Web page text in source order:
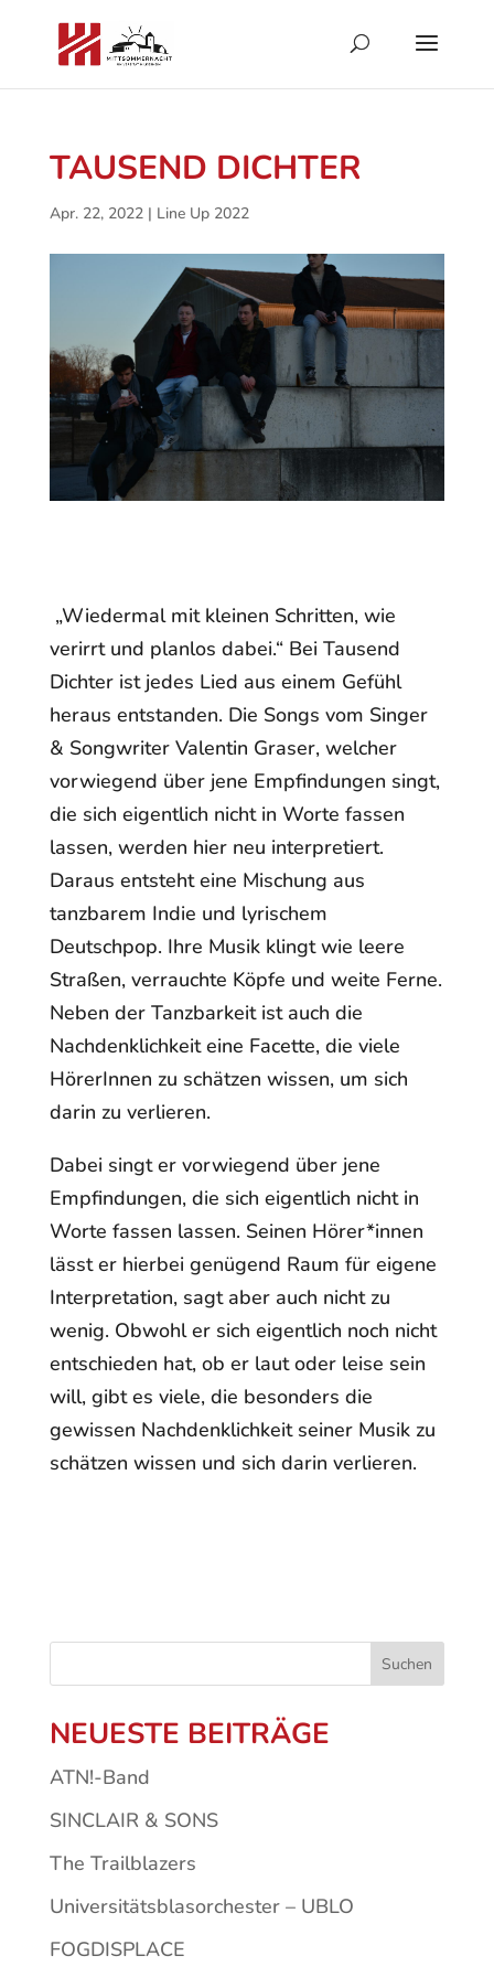
TAUSEND DICHTER
Apr. 22, 2022| Line Up 2022
„Wiedermal mit kleinen Schritten, wie
verirrt und planlos dabei.“ Bei Tausend
Dichter ist jedes Lied aus einem Gefühl
heraus entstanden. Die Songs vom Singer
& Songwriter Valentin Graser, welcher
vorwiegend über jene Empfindungen singt,
die sich eigentlich nicht in Worte fassen
lassen, werden hier neu interpretiert.
Daraus entsteht eine Mischung aus
tanzbarem Indie und lyrischem
Deutschpop. Ihre Musik klingt wie leere
Straßen, verrauchte Köpfe und weite Ferne.
Neben der Tanzbarkeit ist auch die
Nachdenklichkeit eine Facette, die viele
HörerInnen zu schätzen wissen, um sich
darin zu verlieren.
Dabei singt er vorwiegend über jene
Empfindungen, die sich eigentlich nicht in
Worte fassen lassen. Seinen Hörer*innen
lässt er hierbei genügend Raum für eigene
Interpretation, sagt aber auch nicht zu
wenig. Obwohl er sich eigentlich noch nicht
entschieden hat, ob er laut oder leise sein
will, gibt es viele, die besonders die
gewissen Nachdenklichkeit seiner Musik zu
schätzen wissen und sich darin verlieren.
Suchen
NEUESTE BEITRÄGE
ATN!-Band
SINCLAIR & SONS
The Trailblazers
Universitätsblasorchester – UBLO
FOGDISPLACE